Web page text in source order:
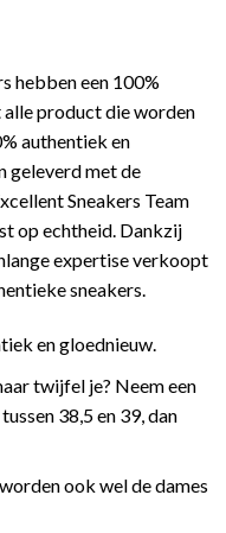
hebben een 100%
product die worden
authentiek en
geleverd met de
Sneakers Team
op echtheid. Dankzij
expertise verkoopt
sneakers.
en gloednieuw.
twijfel je? Neem een
38,5 en 39, dan
ook wel de dames